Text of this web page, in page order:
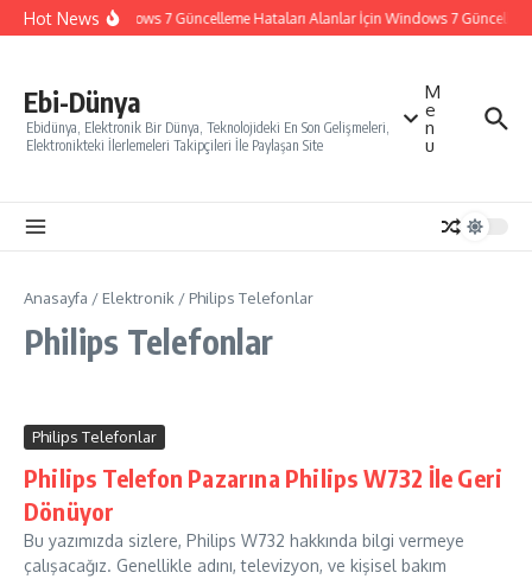
İçeriğe atla
Hot NewsWindows 7 Güncelleme Hataları Alanlar İçin Windows 7
Ebi-Dünya
Ebidünya, Elektronik Bir Dünya, Teknolojideki En Son Gelişmeleri,
Elektronikteki İlerlemeleri Takipçileri İle Paylaşan Site
M
e
n
u
Anasayfa / Elektronik / Philips Telefonlar
Philips Telefonlar
Philips Telefonlar
Philips Telefon Pazarına Philips W732 İle Geri
Dönüyor
Bu yazımızda sizlere, Philips W732 hakkında bilgi vermeye
çalışacağız. Genellikle adını, televizyon, ve kişisel bakım